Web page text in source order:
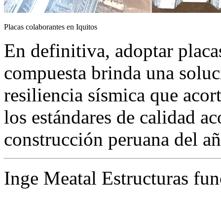
Placas colaborantes en Iquitos
En definitiva, adoptar
compuesta brinda una
resiliencia sísmica que
los estándares de calidad
construcción peruana del
Inge Meatal Estructuras